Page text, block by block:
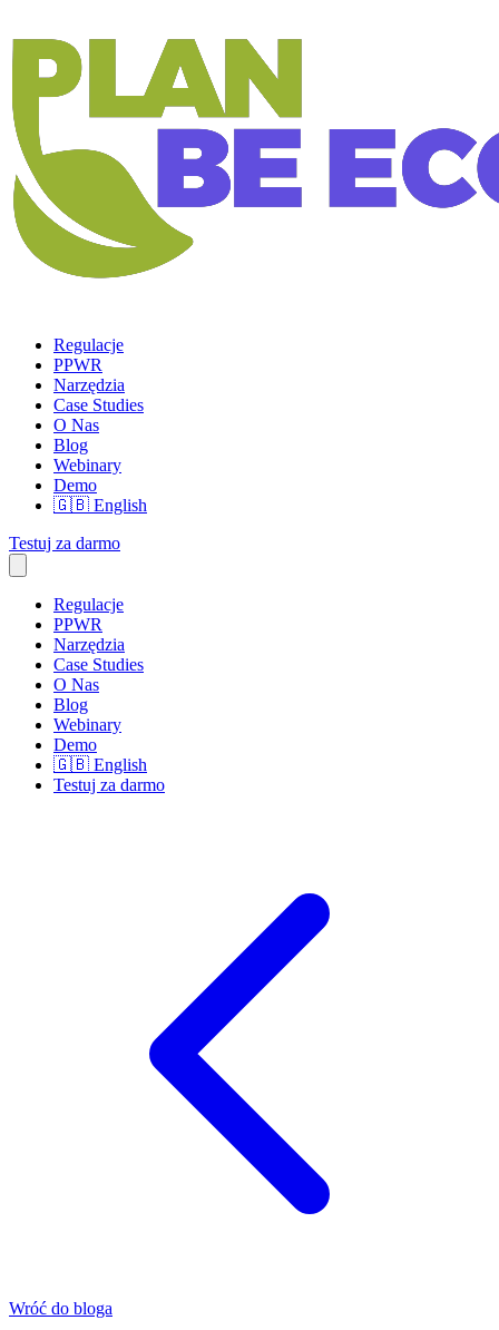
Regulacje
PPWR
Narzędzia
Case Studies
O Nas
Blog
Webinary
Demo
🇬🇧 English
Testuj za darmo
Regulacje
PPWR
Narzędzia
Case Studies
O Nas
Blog
Webinary
Demo
🇬🇧 English
Testuj za darmo
Wróć do bloga